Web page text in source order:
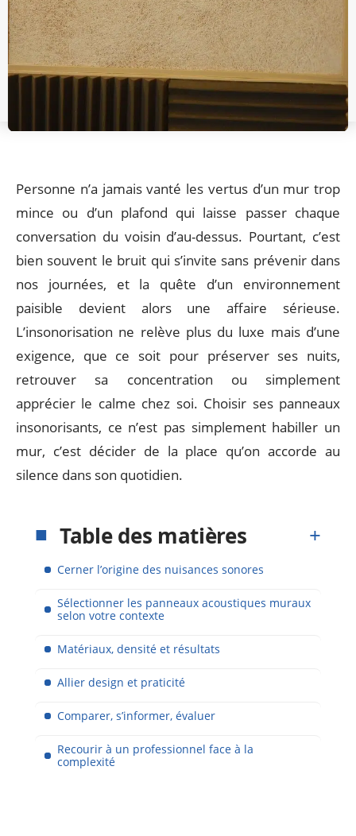
Personne n’a jamais vanté les vertus d’un mur trop
mince ou d’un plafond qui laisse passer chaque
conversation du voisin d’au-dessus. Pourtant, c’est
bien souvent le bruit qui s’invite sans prévenir dans
nos journées, et la quête d’un environnement
paisible devient alors une affaire sérieuse.
L’insonorisation ne relève plus du luxe mais d’une
exigence, que ce soit pour préserver ses nuits,
retrouver sa concentration ou simplement
apprécier le calme chez soi. Choisir ses panneaux
insonorisants, ce n’est pas simplement habiller un
mur, c’est décider de la place qu’on accorde au
silence dans son quotidien.
Table des matières
Cerner l’origine des nuisances sonores
Sélectionner les panneaux acoustiques muraux
selon votre contexte
Matériaux, densité et résultats
Allier design et praticité
Comparer, s’informer, évaluer
Recourir à un professionnel face à la
complexité